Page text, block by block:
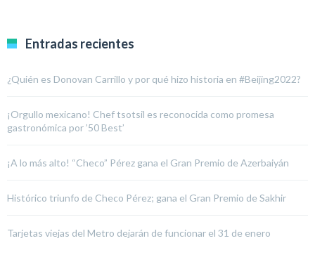
Entradas recientes
¿Quién es Donovan Carrillo y por qué hizo historia en #Beijing2022?
¡Orgullo mexicano! Chef tsotsil es reconocida como promesa
gastronómica por ’50 Best’
¡A lo más alto! “Checo” Pérez gana el Gran Premio de Azerbaiyán
Histórico triunfo de Checo Pérez; gana el Gran Premio de Sakhir
Tarjetas viejas del Metro dejarán de funcionar el 31 de enero